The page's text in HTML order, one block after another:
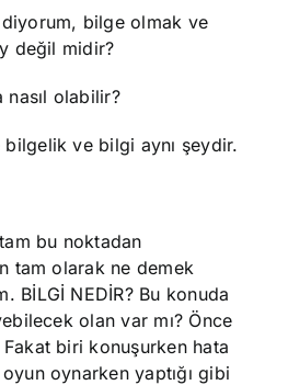
diyorum, bilge olmak ve
değil midir?
nasıl olabilir?
bilgelik ve bilgi aynı şeydir.
bu noktadan
tam olarak ne demek
BİLGİ NEDİR? Bu konuda
olan var mı? Önce
biri konuşurken hata
oynarken yaptığı gibi